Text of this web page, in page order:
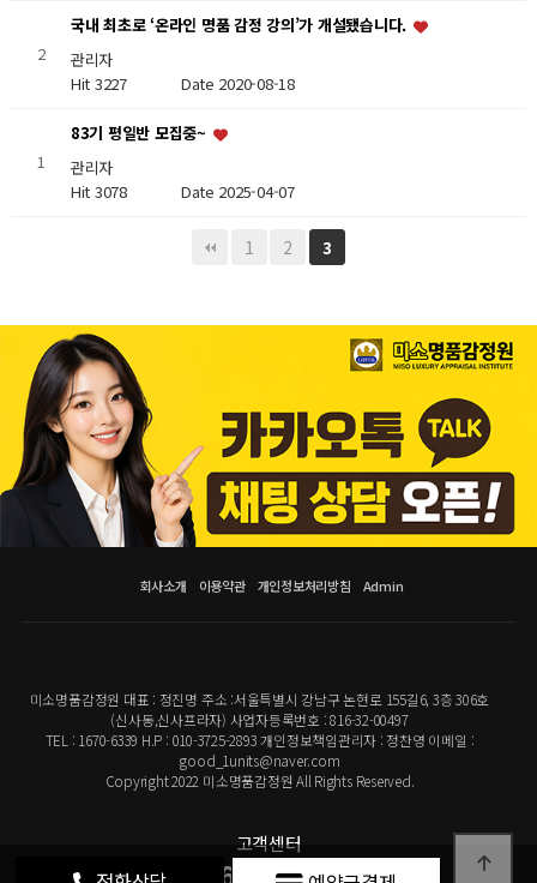
2
국내 최초로 ‘온라인 명품 감정 강의’가 개설됐습니다.
관리자
Hit 3227 Date 2020-08-18
1
83기 평일반 모집중~
관리자
Hit 3078 Date 2025-04-07
1 2 3
회사소개 이용약관 개인정보처리방침 Admin
미소명품감정원 대표 : 정진명 주소 :서울특별시 강남구 논현로 155길6, 3층 306호
(신사동,신사프라자) 사업자등록번호 : 816-32-00497
TEL : 1670-6339 H.P : 010-3725-2893 개인정보책임관리자 : 정찬영 이메일 :
good_1units@naver.com
Copyright 2022 미소명품감정원 All Rights Reserved.
고객센터
1670-6339